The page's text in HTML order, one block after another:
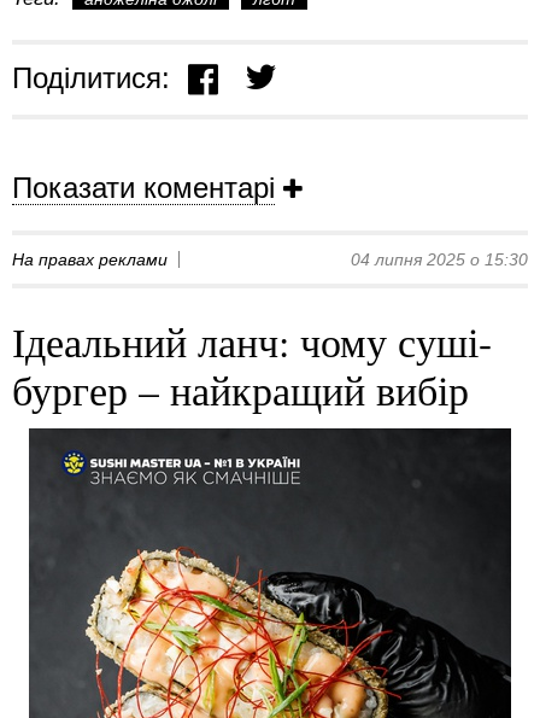
Поділитися:
Показати коментарі
На правах реклами 04 липня 2025 о 15:30
Ідеальний ланч: чому суші-
бургер – найкращий вибір